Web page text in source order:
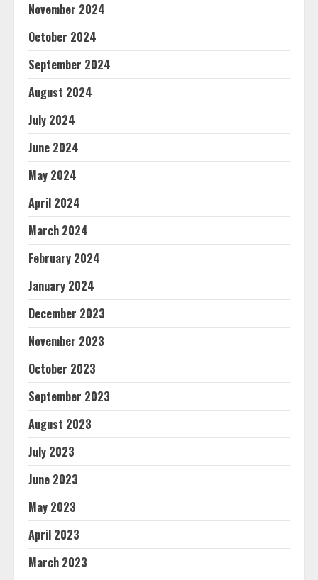
November 2024
October 2024
September 2024
August 2024
July 2024
June 2024
May 2024
April 2024
March 2024
February 2024
January 2024
December 2023
November 2023
October 2023
September 2023
August 2023
July 2023
June 2023
May 2023
April 2023
March 2023